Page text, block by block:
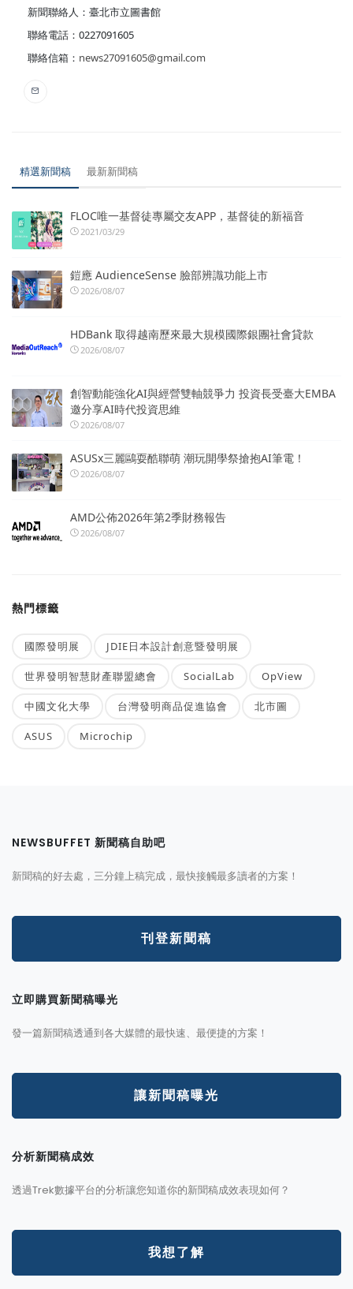
新聞聯絡人：臺北市立圖書館
聯絡電話：0227091605
聯絡信箱： news27091605@gmail.com
精選新聞稿 最新新聞稿
FLOC唯一基督徒專屬交友APP，基督徒的新福音
2021/03/29
鎧應 AudienceSense 臉部辨識功能上市
2026/08/07
HDBank 取得越南歷來最大規模國際銀團社會貸款
2026/08/07
創智動能強化AI與經營雙軸競爭力 投資長受臺大EMBA
邀分享AI時代投資思維
2026/08/07
ASUSx三麗鷗耍酷聯萌 潮玩開學祭搶抱AI筆電！
2026/08/07
AMD公佈2026年第2季財務報告
2026/08/07
熱門標籤
國際發明展 JDIE日本設計創意暨發明展
世界發明智慧財產聯盟總會 SocialLab OpView
中國文化大學 台灣發明商品促進協會 北市圖
ASUS Microchip
NEWSBUFFET 新聞稿自助吧
新聞稿的好去處，三分鐘上稿完成，最快接觸最多讀者的方案！
刊登新聞稿
立即購買新聞稿曝光
發一篇新聞稿透通到各大媒體的最快速、最便捷的方案！
讓新聞稿曝光
分析新聞稿成效
透過Trek數據平台的分析讓您知道你的新聞稿成效表現如何？
我想了解